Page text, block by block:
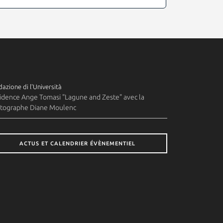
di l'Università
Ange Tomasi "Lagune and Zeste" avec la
Diane Moulenc
ACTUS ET CALENDRIER ÉVÈNEMENTIEL